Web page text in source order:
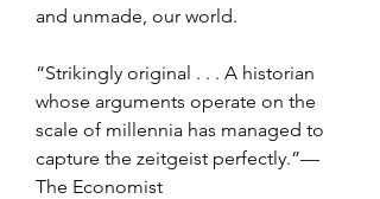
and unmade, our world.
“Strikingly original . . . A historian
whose arguments operate on the
scale of millennia has managed to
capture the zeitgeist perfectly.”—
The Economist